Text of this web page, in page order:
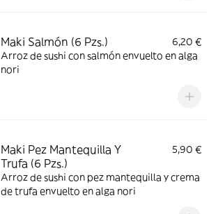
Maki Salmón (6 Pzs.)
6,20 €
Arroz de sushi con salmón envuelto en alga
nori
Maki Pez Mantequilla Y
Trufa (6 Pzs.)
5,90 €
Arroz de sushi con pez mantequilla y crema
de trufa envuelto en alga nori